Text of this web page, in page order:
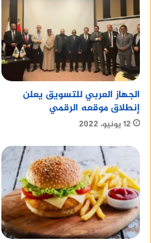
اقرأ أيضا:بيزنس النعام
اقرأ أيضا:
الأجهزة الكهربائية
ما هو السيو seo
الجهاز العربي للتسويق يعلن
إنطلاق موقعه الرقمي
12 يونيو، 2022